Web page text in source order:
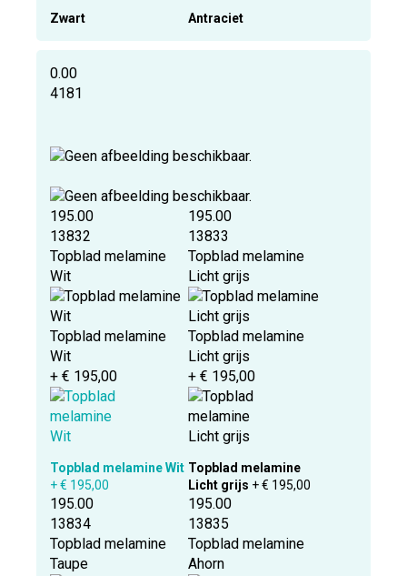
Zwart Antraciet
0.00
4181
195.00
13832
Topblad melamine
Wit
Topblad melamine
Wit
+ € 195,00
Topblad melamine Wit
+ € 195,00
195.00
13833
Topblad melamine
Licht grijs
Topblad melamine
Licht grijs
+ € 195,00
Topblad melamine
Licht grijs + € 195,00
195.00
13834
Topblad melamine
Taupe
195.00
13835
Topblad melamine
Ahorn